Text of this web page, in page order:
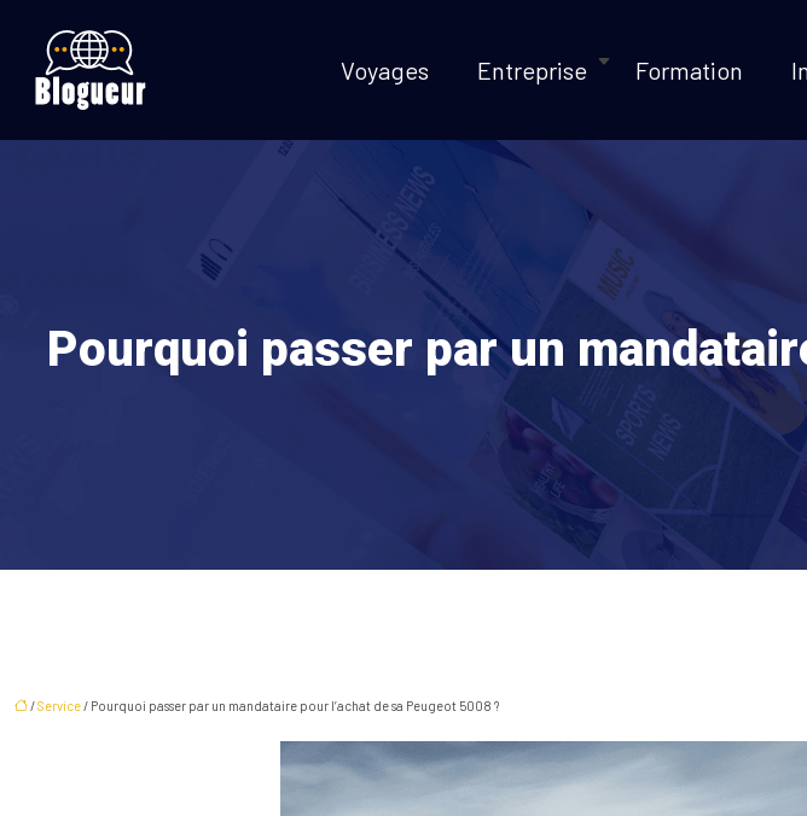
Voyages Entreprise Formation
Pourquoi passer par un
/Service/ Pourquoi passer par un mandataire pour l’achat de sa Peugeot 5008 ?